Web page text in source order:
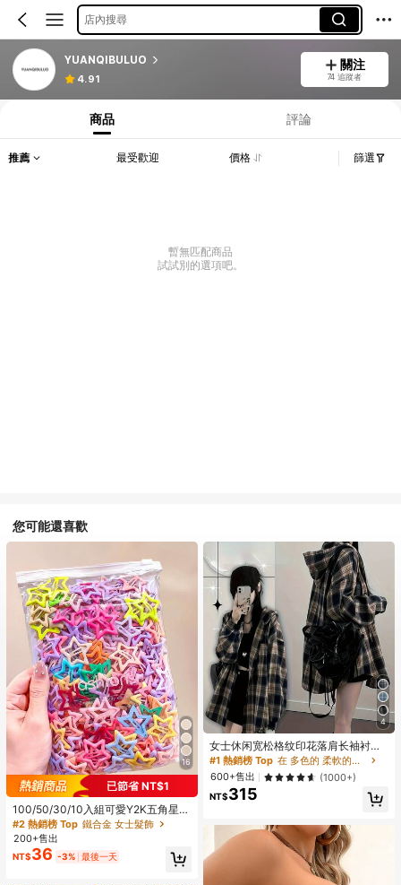
店內搜尋
YUANQIBULUO
4.91
關注
74 追蹤者
商品 評論
推薦 最受歡迎 價格 篩選
暫無匹配商品
試試別的選項吧。
您可能還喜歡
16
已節省 NT$1
100/50/30/10入組可愛Y2K五角星B
B髮夾，彩色髮夾，基礎髮飾，適合
女孩，日常上學、派對、運動、美學
風格
#2 熱銷榜 Top 鐵合金 女士髮飾
200+售出
NT$36 -3% 最後一天
4
女士休闲宽松格纹印花落肩长袖衬
衫，适合日常、办公和上学穿着，春
秋季款
#1 熱銷榜 Top
回購率高的顧客
#1 熱銷榜 Top
回購率高的顧客
#1 熱銷榜 Top
回購率高的顧客
#1 熱銷榜 Top
回購率高的顧客
600+售出 (1000+)
NT$315